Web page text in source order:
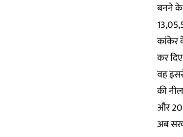
बनने के
कांकेर
कर
वह
की
और
अब